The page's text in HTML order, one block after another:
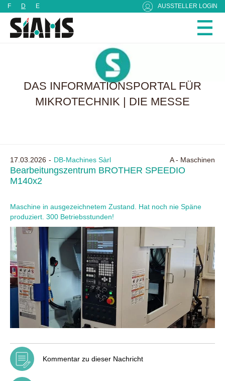
F D E AUSSTELLER LOGIN
DAS INFORMATIONSPORTAL FÜR
MIKROTECHNIK | DIE MESSE
17.03.2026 DB-Machines Sàrl A - Maschinen
Bearbeitungszentrum BROTHER SPEEDIO
M140x2
Maschine in ausgezeichnetem Zustand. Hat noch nie Späne
produziert. 300 Betriebsstunden!
Kommentar zu dieser Nachricht
Cookie-Einstellungen